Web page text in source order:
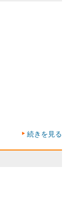
続きを見る